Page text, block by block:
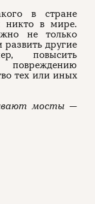
в стране
никто в мире.
не только
другие
повысить
тех или иных
мосты —